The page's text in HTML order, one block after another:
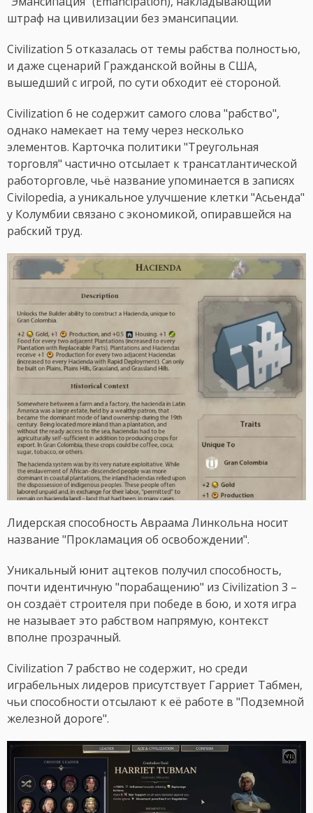
штраф на цивилизации без эмансипации.
Civilization 5 отказалась от темы рабства полностью,
и даже сценарий Гражданской войны в США,
вышедший с игрой, по сути обходит её стороной.
Civilization 6 не содержит самого слова "рабство",
однако намекает на тему через несколько
элементов. Карточка политики "Треугольная
торговля" частично отсылает к трансатлантической
работорговле, чьё название упоминается в записях
Civilopedia, а уникальное улучшение клетки "Асьенда"
у Колумбии связано с экономикой, опиравшейся на
рабский труд.
Лидерская способность Авраама Линкольна носит
название "Прокламация об освобождении".
Уникальный юнит ацтеков получил способность,
почти идентичную "порабащению" из Civilization 3 –
он создаёт строителя при победе в бою, и хотя игра
не называет это рабством напрямую, контекст
вполне прозрачный.
Civilization 7 рабство не содержит, но среди
играбельных лидеров присутствует Гарриет Табмен,
чьи способности отсылают к её работе в "Подземной
железной дороге".